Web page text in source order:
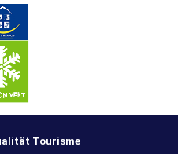
Tourisme